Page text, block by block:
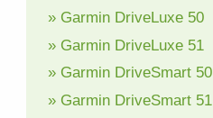
» Garmin DriveLuxe 50
» Garmin DriveLuxe 51
» Garmin DriveSmart 50
» Garmin DriveSmart 51